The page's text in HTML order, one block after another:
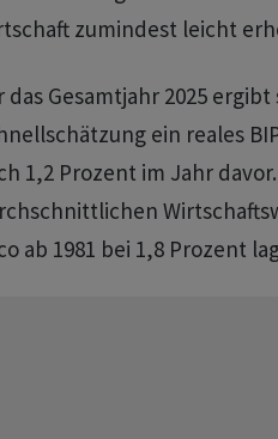
zumindest leicht
das Gesamtjahr 2025
ein reales
1,2 Prozent im Jahr
ab 1981 bei 1,8 Prozent